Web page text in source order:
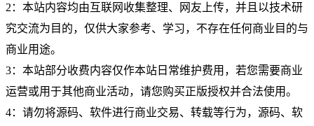
2：本站内容均由互联网收集整理、网友上传，并且以技术研
究交流为目的，仅供大家参考、学习，不存在任何商业目的与
商业用途。
3：本站部分收费内容仅作本站日常维护费用，若您需要商业
运营或用于其他商业活动，请您购买正版授权并合法使用。
4：请勿将源码、软件进行商业交易、转载等行为，源码、软